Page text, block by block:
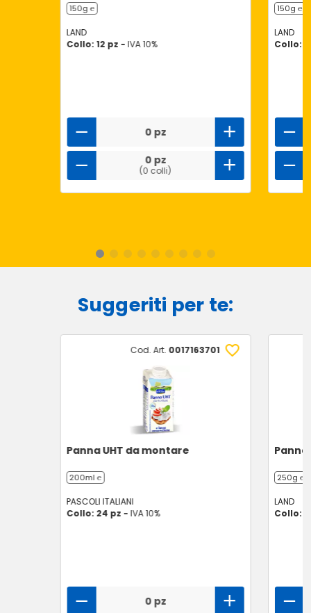
150g ℮
LAND
Collo: 12 pz - IVA 10%
0 pz
0 pz
(0 colli)
150g ℮
LAND
Collo:
Suggeriti per te:
Cod. Art. 0017163701
Panna UHT da montare
200ml ℮
PASCOLI ITALIANI
Collo: 24 pz - IVA 10%
0 pz
250g ℮
LAND
Collo: